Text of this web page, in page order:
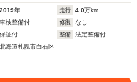
2019年 走行 4.0万km
車検整備付 修復
なし
保証付 整備
法定整備付
北海道札幌市白石区